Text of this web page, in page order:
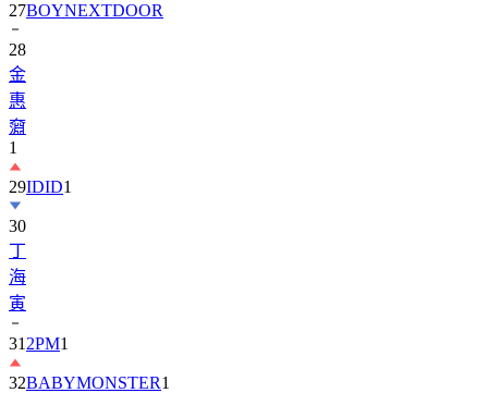
28
金
惠
奫
1
29
30
丁
海
寅
31
32 BABYMONSTER
33ATEEZ2